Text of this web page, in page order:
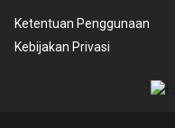
Ketentuan Penggunaan
Kebijakan Privasi